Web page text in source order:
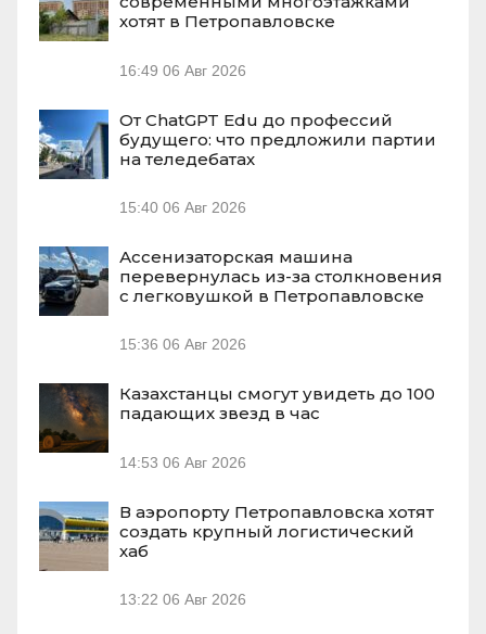
хотят в Петропавловске
16:49 06 Авг 2026
От ChatGPT Edu до профессий
будущего: что предложили партии
на теледебатах
15:40 06 Авг 2026
Ассенизаторская машина
перевернулась из-за столкновения
с легковушкой в Петропавловске
15:36 06 Авг 2026
Казахстанцы смогут увидеть до 100
падающих звезд в час
14:53 06 Авг 2026
В аэропорту Петропавловска хотят
создать крупный логистический
хаб
13:22 06 Авг 2026